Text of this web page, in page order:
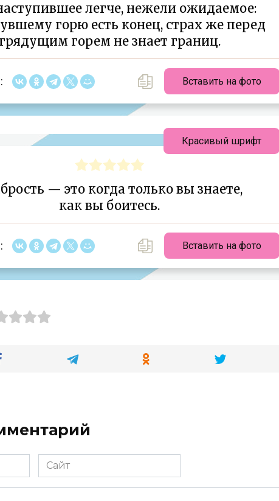
легче, нежели ожидаемое:
горю есть конец, страх же перед
грядущим горем не знает границ.
Вставить на фото
— это когда только вы знаете,
как вы боитесь.
Вставить на фото
Красивый шрифт
Сайт